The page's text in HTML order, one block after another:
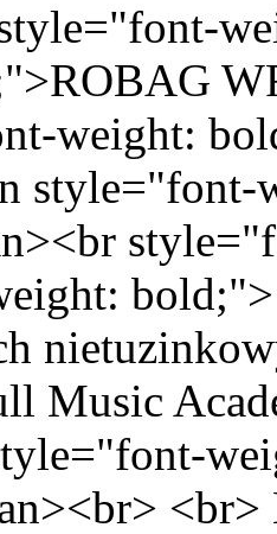
weight:
Music
<br>